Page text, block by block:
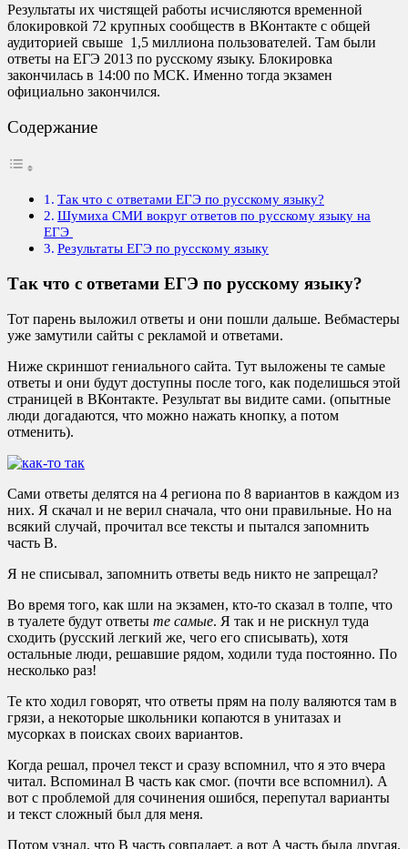
Результаты их чистящей работы исчисляются временной
блокировкой 72 крупных сообществ в ВКонтакте с общей
аудиторией свыше 1,5 миллиона пользователей. Там были
ответы на ЕГЭ 2013 по русскому языку. Блокировка
закончилась в 14:00 по МСК. Именно тогда экзамен
официально закончился.
Содержание
Так что с ответами ЕГЭ по русскому языку?
Шумиха СМИ вокруг ответов по русскому языку на
ЕГЭ
Результаты ЕГЭ по русскому языку
Так что с ответами ЕГЭ по русскому языку?
Тот парень выложил ответы и они пошли дальше. Вебмастеры
уже замутили сайты с рекламой и ответами.
Ниже скриншот гениального сайта. Тут выложены те самые
ответы и они будут доступны после того, как поделишься этой
страницей в ВКонтакте. Результат вы видите сами. (опытные
люди догадаются, что можно нажать кнопку, а потом
отменить).
Сами ответы делятся на 4 региона по 8 вариантов в каждом из
них. Я скачал и не верил сначала, что они правильные. Но на
всякий случай, прочитал все тексты и пытался запомнить
часть B.
Я не списывал, запомнить ответы ведь никто не запрещал?
Во время того, как шли на экзамен, кто-то сказал в толпе, что
в туалете будут ответы те самые. Я так и не рискнул туда
сходить (русский легкий же, чего его списывать), хотя
остальные люди, решавшие рядом, ходили туда постоянно. По
несколько раз!
Те кто ходил говорят, что ответы прям на полу валяются там в
грязи, а некоторые школьники копаются в унитазах и
мусорках в поисках своих вариантов.
Когда решал, прочел текст и сразу вспомнил, что я это вчера
читал. Вспоминал B часть как смог. (почти все вспомнил). А
вот с проблемой для сочинения ошибся, перепутал варианты
и текст сложный был для меня.
Потом узнал, что B часть совпадает, а вот A часть была другая.